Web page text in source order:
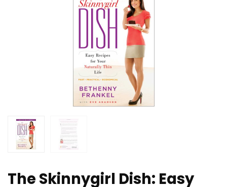
The Skinnygirl Dish: Easy